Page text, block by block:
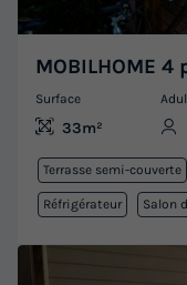
MOBILHOME
Surface
33m²
Terrasse semi-couverte
Réfrigérateur Salon